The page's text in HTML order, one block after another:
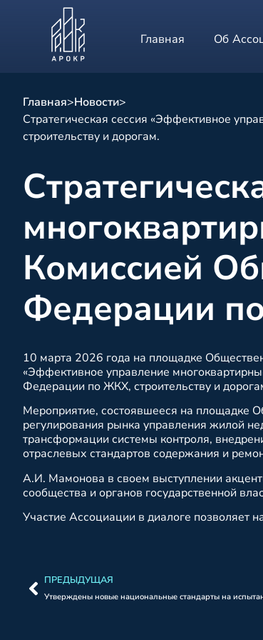
Главная Об
Главная>Новости>
Стратегическая сессия «Эффективное
строительству и дорогам.
Комиссией
Федерации
10 марта 2026 года на площадке
«Эффективное управление
Федерации по ЖКХ, строительству и
Мероприятие, состоявшееся на площадке
регулирования рынка управления жилой
трансформации системы контроля,
отраслевых стандартов содержания и
А.И. Мамонова в своем выступлении
сообщества и органов государственной
Участие Ассоциации в диалоге позволяет
ПРЕДЫДУЩАЯ